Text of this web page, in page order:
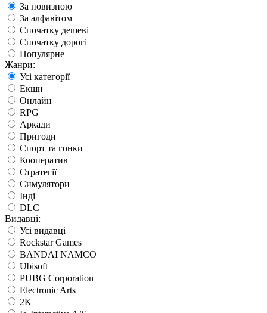
За новизною
За алфавітом
Спочатку дешеві
Спочатку дорогі
Популярне
Жанри:
Усі категорії
Екшн
Онлайн
RPG
Аркади
Пригоди
Спорт та гонки
Кооператив
Стратегії
Симулятори
Інді
DLC
Видавці:
Усі видавці
Rockstar Games
BANDAI NAMCO
Ubisoft
PUBG Corporation
Electronic Arts
2K